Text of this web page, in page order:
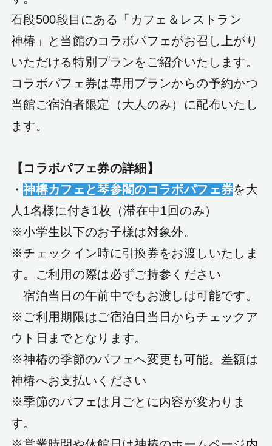
石段500段目にある「カフェ＆レストラン
神椿」と当館のコラボパフェがお召し上がり
いただける特別プランをご紹介いたします。
コラボパフェ券は専用プランからの予約かつ
当館ご宿泊者限定（大人のみ）に配布いたし
ます。
【コラボパフェ券の詳細】
・神椿カフェと琴参閣のコラボパフェ券を大
人1名様に付き1枚（滞在中1回のみ）
※小学生以下のお子様は対象外。
※チェックイン時に引換券をお渡しいたしま
す。ご利用の際は必ずご持参ください
宿泊当日の午前中でもお渡しは可能です。
※ご利用期限はご宿泊日当日からチェックア
ウト日までとなります。
※神椿の季節のパフェへ変更も可能。差額は
神椿へお支払いください
※季節のパフェは月ごとに内容が変わりま
す。